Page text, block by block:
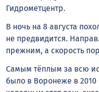
Гидрометцентр.
В ночь на 8 августа
не предвидится.
прежним, а скорость
Самым тёплым за всю
было в Воронеже в 2010